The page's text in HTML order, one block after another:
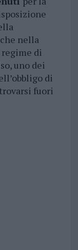
nella
di
uno dei
di
fuori